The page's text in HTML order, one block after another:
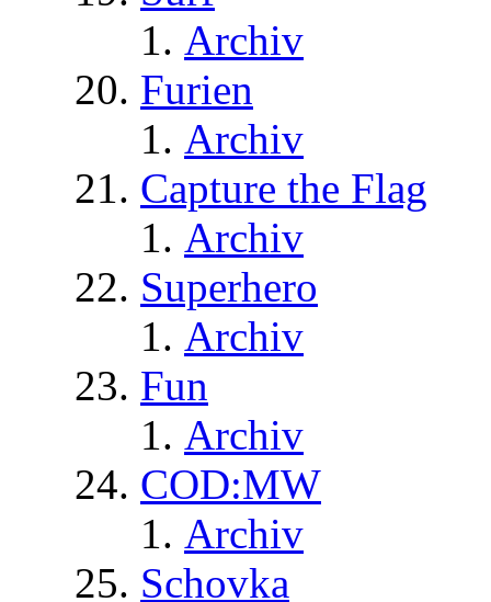
Archiv
Furien
Archiv
Capture the Flag
Archiv
Superhero
Archiv
Fun
Archiv
COD:MW
Archiv
Schovka